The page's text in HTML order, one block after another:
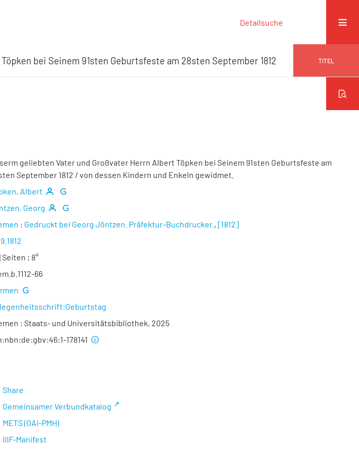
Detailsuche
bei Seinem 91sten Geburtsfeste am 28sten September 1812 TITEL
geliebten Vater und Großvater Herrn Albert Töpken bei Seinem 91sten Geburtsfeste am
September 1812 / von dessen Kindern und Enkeln gewidmet.
Albert
Georg
: Gedruckt bei Georg Jöntzen. Präfektur-Buchdrucker. , [1812]
; 8°
66
: Staats- und Universitätsbibliothek, 2025
178141
Share
Gemeinsamer Verbundkatalog
METS (OAI-PMH)
IIIF-Manifest